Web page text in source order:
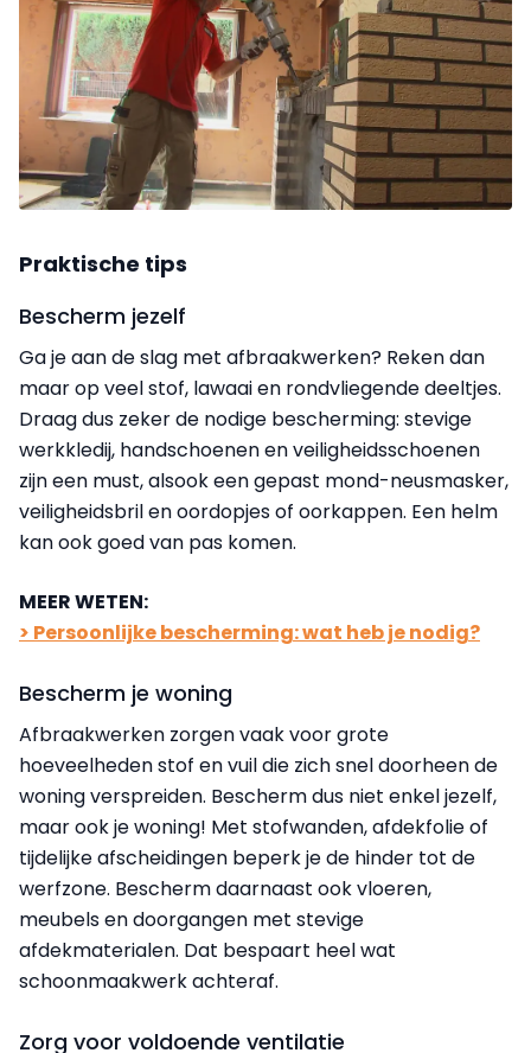
Praktische tips
Bescherm jezelf
Ga je aan de slag met afbraakwerken? Reken dan
maar op veel stof, lawaai en rondvliegende deeltjes.
Draag dus zeker de nodige bescherming: stevige
werkkledij, handschoenen en veiligheidsschoenen
zijn een must, alsook een gepast mond-neusmasker,
veiligheidsbril en oordopjes of oorkappen. Een helm
kan ook goed van pas komen.
MEER WETEN:
> Persoonlijke bescherming: wat heb je nodig?
Bescherm je woning
Afbraakwerken zorgen vaak voor grote
hoeveelheden stof en vuil die zich snel doorheen de
woning verspreiden. Bescherm dus niet enkel jezelf,
maar ook je woning! Met stofwanden, afdekfolie of
tijdelijke afscheidingen beperk je de hinder tot de
werfzone. Bescherm daarnaast ook vloeren,
meubels en doorgangen met stevige
afdekmaterialen. Dat bespaart heel wat
schoonmaakwerk achteraf.
Zorg voor voldoende ventilatie